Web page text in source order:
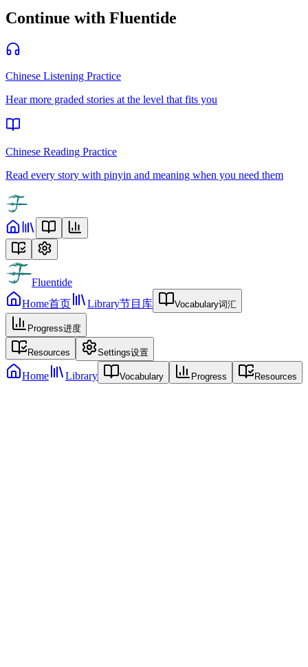
Continue with Fluentide
Chinese Listening Practice
Hear more graded stories at the level that fits you
Chinese Reading Practice
Read every story with pinyin and meaning when you need them
Fluentide
Home首页 Library节目库 Vocabulary词汇
Progress进度
Resources Settings设置
Home Library Vocabulary Progress Resources